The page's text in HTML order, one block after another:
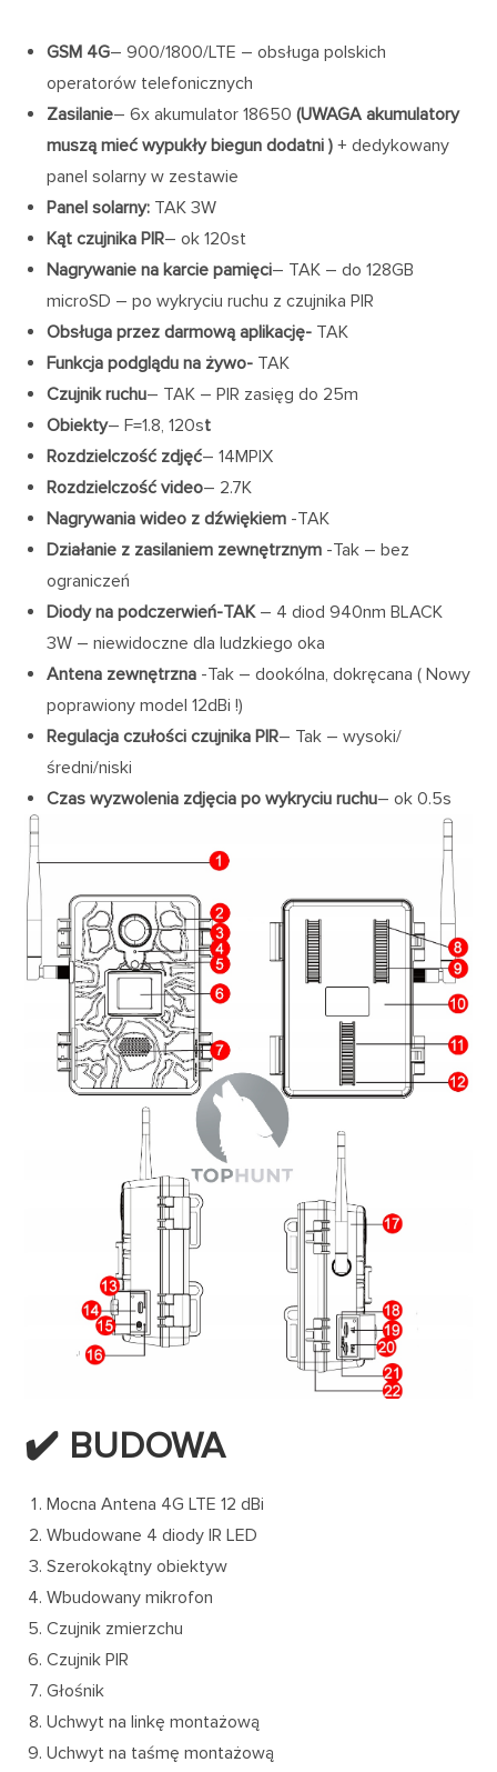
GSM 4G– 900/1800/LTE – obsługa polskich
operatorów telefonicznych
Zasilanie– 6x akumulator 18650(UWAGA akumulatory
muszą mieć wypukły biegun dodatni ) + dedykowany
panel solarny w zestawie
Panel solarny: TAK 3W
Kąt czujnika PIR– ok 120st
Nagrywanie na karcie pamięci– TAK – do 128GB
microSD – po wykryciu ruchu z czujnika PIR
Obsługa przez darmową aplikację- TAK
Funkcja podglądu na żywo- TAK
Czujnik ruchu– TAK – PIR zasięg do 25m
Obiekty– F=1.8, 120st
Rozdzielczość zdjęć– 14MPIX
Rozdzielczość video– 2.7K
Nagrywania wideo z dźwiękiem -TAK
Działanie z zasilaniem zewnętrznym -Tak – bez
ograniczeń
Diody na podczerwień-TAK– 4 diod 940nm BLACK
3W – niewidoczne dla ludzkiego oka
Antena zewnętrzna -Tak – dookólna, dokręcana ( Nowy
poprawiony model 12dBi !)
Regulacja czułości czujnika PIR– Tak – wysoki/
średni/niski
Czas wyzwolenia zdjęcia po wykryciu ruchu– ok 0.5s
✔️ BUDOWA
Mocna Antena 4G LTE 12 dBi
Wbudowane 4 diody IR LED
Szerokokątny obiektyw
Wbudowany mikrofon
Czujnik zmierzchu
Czujnik PIR
Głośnik
Uchwyt na linkę montażową
Uchwyt na taśmę montażową